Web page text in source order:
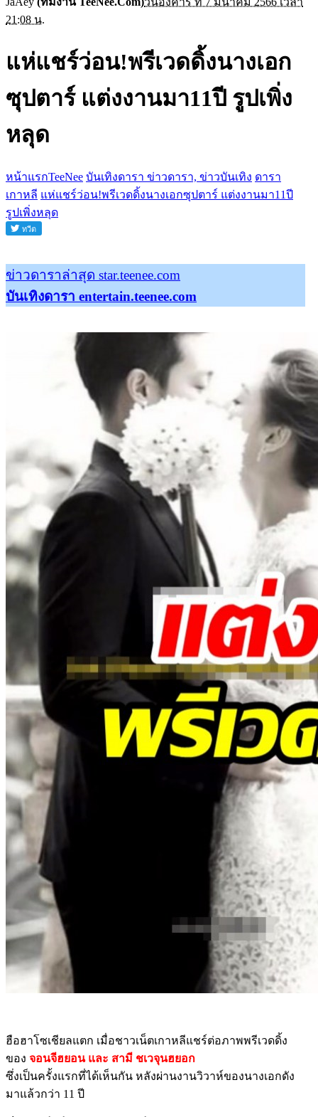
21:08 น.
แห่แชร์ว่อน!พรีเวดดิ้งนางเอก
ซุปตาร์ แต่งงานมา11ปี รูปเพิ่ง
หลุด
หน้าแรกTeeNee บันเทิงดารา ข่าวดารา, ข่าวบันเทิง ดารา
เกาหลี แห่แชร์ว่อน!พรีเวดดิ้งนางเอกซุปตาร์ แต่งงานมา11ปี
รูปเพิ่งหลุด
ข่าวดาราล่าสุด star.teenee.com
บันเทิงดารา entertain.teenee.com
ฮือฮาโซเชียลแตก เมื่อชาวเน็ตเกาหลีแชร์ต่อภาพพรีเวดดิ้ง
ของ จอนจีฮยอน และ สามี ชเวจุนฮยอก
ซึ่งเป็นครั้งแรกที่ได้เห็นกัน หลังผ่านงานวิวาห์ของนางเอกดัง
มาแล้วกว่า 11 ปี